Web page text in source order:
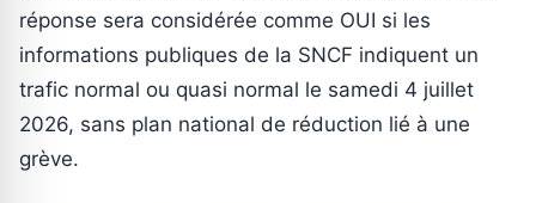
réponse sera considérée comme OUI si les
informations publiques de la SNCF indiquent un
trafic normal ou quasi normal le samedi 4 juillet
2026, sans plan national de réduction lié à une
grève.